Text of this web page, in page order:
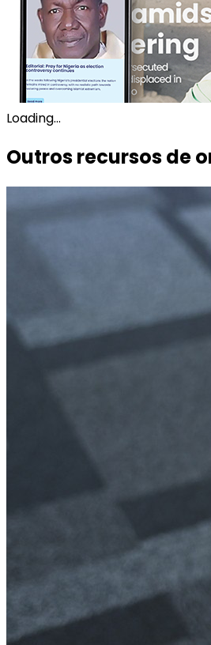
Loading...
Outros recursos de